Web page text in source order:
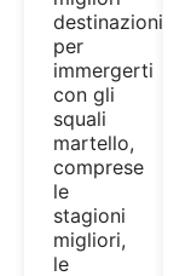
destinazioni
per
immergerti
con gli
squali
martello,
comprese
le
stagioni
migliori,
le